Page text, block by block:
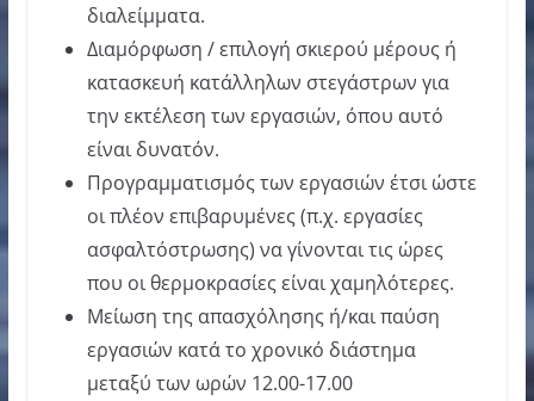
διαλείμματα.
Διαμόρφωση / επιλογή σκιερού μέρους ή
κατασκευή κατάλληλων στεγάστρων για
την εκτέλεση των εργασιών, όπου αυτό
είναι δυνατόν.
Προγραμματισμός των εργασιών έτσι ώστε
οι πλέον επιβαρυμένες (π.χ. εργασίες
ασφαλτόστρωσης) να γίνονται τις ώρες
που οι θερμοκρασίες είναι χαμηλότερες.
Μείωση της απασχόλησης ή/και παύση
εργασιών κατά το χρονικό διάστημα
μεταξύ των ωρών 12.00-17.00